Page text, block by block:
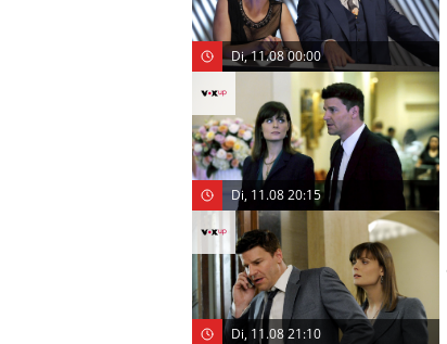
Di, 11.08 00:00
Di, 11.08 20:15
Di, 11.08 21:10